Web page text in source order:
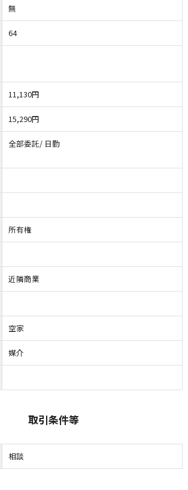
無
64
11,130円
15,290円
全部委託/ 日勤
所有権
近隣商業
空家
媒介
取引条件等
相談